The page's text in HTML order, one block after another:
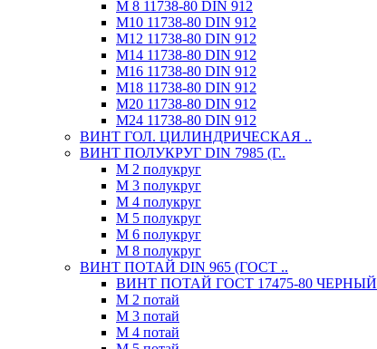
М 8 11738-80 DIN 912
М10 11738-80 DIN 912
М12 11738-80 DIN 912
М14 11738-80 DIN 912
М16 11738-80 DIN 912
М18 11738-80 DIN 912
М20 11738-80 DIN 912
М24 11738-80 DIN 912
ВИНТ ГОЛ. ЦИЛИНДРИЧЕСКАЯ ..
ВИНТ ПОЛУКРУГ DIN 7985 (Г..
М 2 полукруг
М 3 полукруг
М 4 полукруг
М 5 полукруг
М 6 полукруг
М 8 полукруг
ВИНТ ПОТАЙ DIN 965 (ГОСТ ..
ВИНТ ПОТАЙ ГОСТ 17475-80 ЧЕРНЫЙ
М 2 потай
М 3 потай
М 4 потай